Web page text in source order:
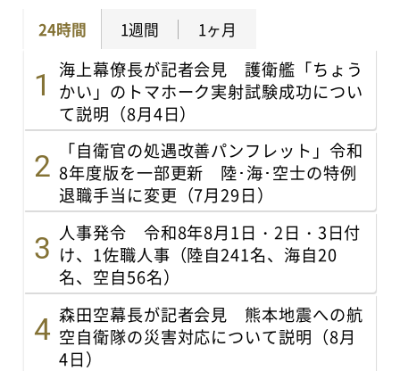
24時間 1週間 1ヶ月
海上幕僚長が記者会見 護衛艦「ちょう
かい」のトマホーク実射試験成功につい
て説明（8月4日）
「自衛官の処遇改善パンフレット」令和
8年度版を一部更新 陸･海･空士の特例
退職手当に変更（7月29日）
人事発令 令和8年8月1日・2日・3日付
け、1佐職人事（陸自241名、海自20
名、空自56名）
森田空幕長が記者会見 熊本地震への航
空自衛隊の災害対応について説明（8月
4日）